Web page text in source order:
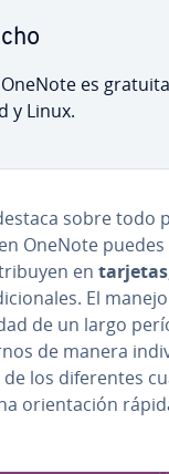
es
y Linux.
sobre todo
OneNote
en tarjetas
El
de un largo
de manera
los di­fe­re­n­tes
orie­n­ta­ción